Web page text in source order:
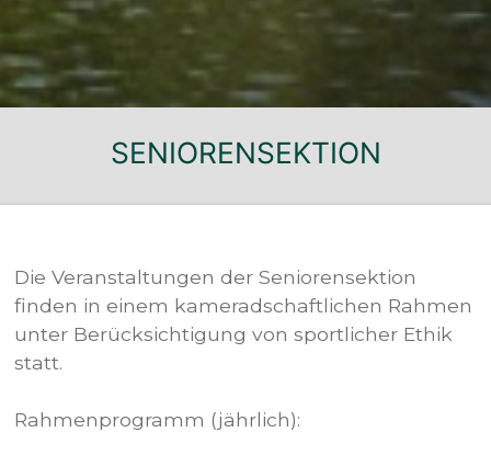
SENIORENSEKTION
Die Veranstaltungen der Seniorensektion
finden in einem kameradschaftlichen Rahmen
unter Berücksichtigung von sportlicher Ethik
statt.
Rahmenprogramm (jährlich):